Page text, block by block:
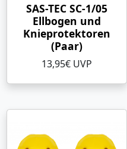
SAS-TEC SC-1/05
Ellbogen und
Knieprotektoren
(Paar)
13,95€ UVP